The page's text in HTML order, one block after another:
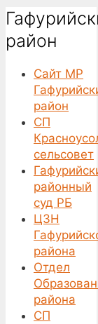
район
Сайт МР
район
СП
сельсовет
районный
суд РБ
ЦЗН
района
Отдел
района
СП